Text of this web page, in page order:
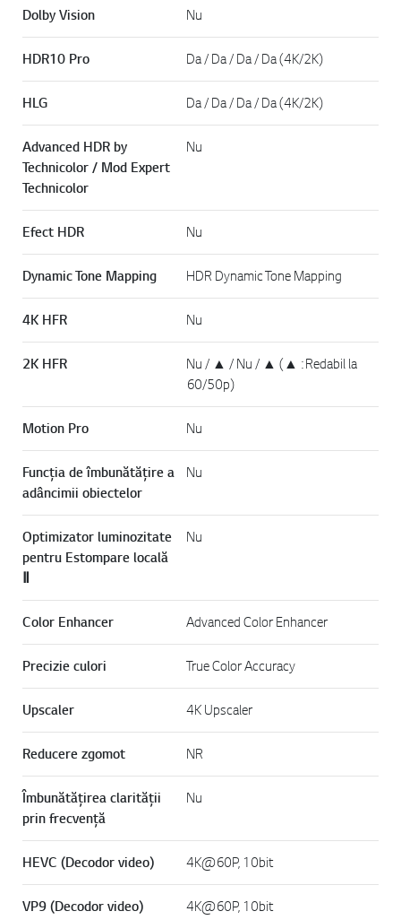
Dolby Vision Nu
HDR10 Pro Da / Da / Da / Da (4K/2K)
HLG Da / Da / Da / Da (4K/2K)
Advanced HDR by
Technicolor / Mod Expert
Technicolor
Nu
Efect HDR Nu
Dynamic Tone Mapping HDR Dynamic Tone Mapping
4K HFR Nu
2K HFR
Nu / ▲ / Nu / ▲ (▲ : Redabil la
60/50p)
Motion Pro Nu
Funcția de îmbunătățire a
adâncimii obiectelor
Nu
Optimizator luminozitate
pentru Estompare locală
Ⅱ
Nu
Color Enhancer Advanced Color Enhancer
Precizie culori True Color Accuracy
Upscaler 4K Upscaler
Reducere zgomot NR
Îmbunătățirea clarității
prin frecvență
Nu
HEVC (Decodor video) 4K@60P, 10bit
VP9 (Decodor video) 4K@60P, 10bit